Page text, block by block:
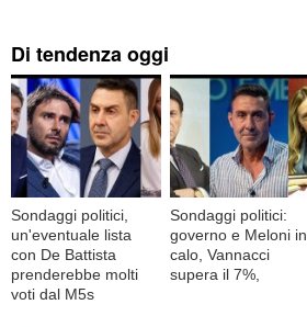
Di tendenza oggi
Sondaggi politici,
un'eventuale lista
con De Battista
prenderebbe molti
voti dal M5s
Sondaggi politici:
governo e Meloni in
calo, Vannacci
supera il 7%,